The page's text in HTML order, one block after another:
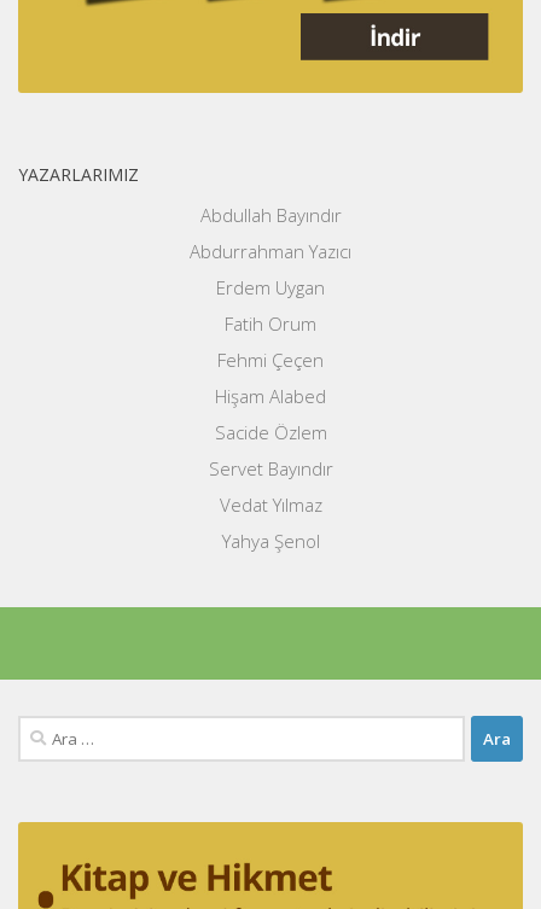
YAZARLARIMIZ
Abdullah Bayındır
Abdurrahman Yazıcı
Erdem Uygan
Fatih Orum
Fehmi Çeçen
Hişam Alabed
Sacide Özlem
Servet Bayındır
Vedat Yılmaz
Yahya Şenol
Arama: